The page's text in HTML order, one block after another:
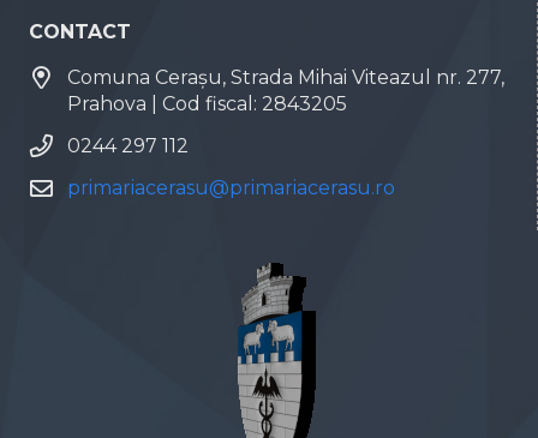
CONTACT
Comuna Cerașu, Strada Mihai Viteazul nr. 277,
Prahova | Cod fiscal: 2843205
0244 297 112
primariacerasu@primariacerasu.ro